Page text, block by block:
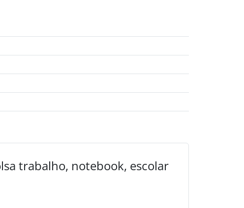
trabalho, notebook, escolar